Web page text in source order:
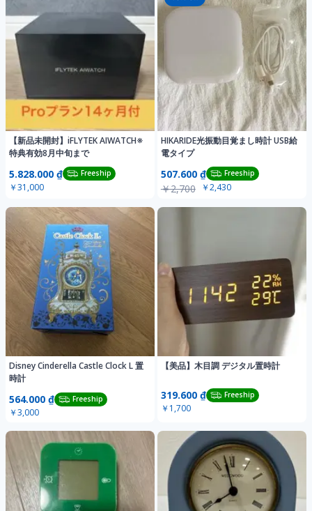
【新品未開封】iFLYTEK AIWATCH※
特典有効8月中旬まで
5.828.000 ₫ Freeship
￥31,000
HIKARIDE光振動目覚まし時計 USB給
電タイプ
507.600 ₫ Freeship
￥2,700 ￥2,430
Disney Cinderella Castle Clock L 置
時計
564.000 ₫ Freeship
￥3,000
【美品】木目調 デジタル置時計
319.600 ₫ Freeship
￥1,700